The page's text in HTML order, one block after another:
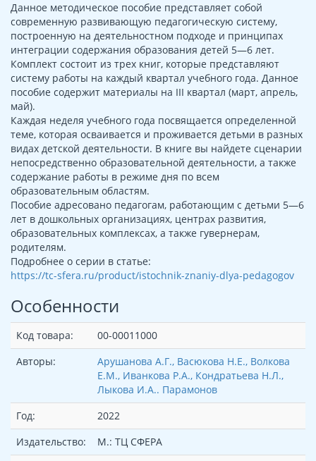
Данное методическое пособие представляет собой
современную развивающую педагогическую систему,
построенную на деятельностном подходе и принципах
интеграции содержания образования детей 5—6 лет.
Комплект состоит из трех книг, которые представляют
систему работы на каждый квартал учебного года. Данное
пособие содержит материалы на III квартал (март, апрель,
май).
Каждая неделя учебного года посвящается определенной
теме, которая осваивается и проживается детьми в разных
видах детской деятельности. В книге вы найдете сценарии
непосредственно образовательной деятельности, а также
содержание работы в режиме дня по всем
образовательным областям.
Пособие адресовано педагогам, работающим с детьми 5—6
лет в дошкольных организациях, центрах развития,
образовательных комплексах, а также гувернерам,
родителям.
Подробнее о серии в статье:
https://tc-sfera.ru/product/istochnik-znaniy-dlya-pedagogov
Особенности
Код товара:
00-00011000
Авторы:
Арушанова А.Г., Васюкова Н.Е., Волкова
Е.М., Иванкова Р.А., Кондратьева Н.Л.,
Лыкова И.А.. Парамонов
Год:
2022
Издательство:
М.: ТЦ СФЕРА